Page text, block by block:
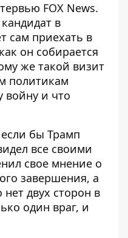
FOX News.
в
сам приехать в
он собирается
же такой визит
политикам
войну и что
бы Трамп
все своими
свое мнение о
завершения, а
двух сторон в
один враг, и